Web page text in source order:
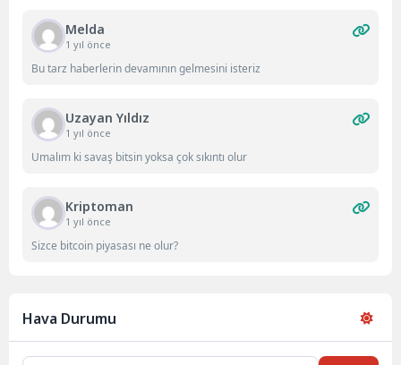
Melda
1 yıl önce
Bu tarz haberlerin devamının gelmesini isteriz
Uzayan Yıldız
1 yıl önce
Umalım ki savaş bitsin yoksa çok sıkıntı olur
Kriptoman
1 yıl önce
Sizce bitcoin piyasası ne olur?
Hava Durumu